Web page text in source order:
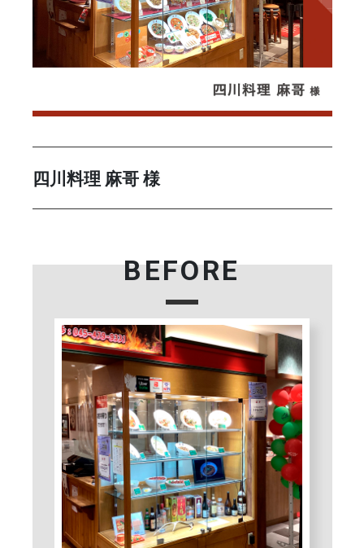
四川料理 麻哥 様
BEFORE